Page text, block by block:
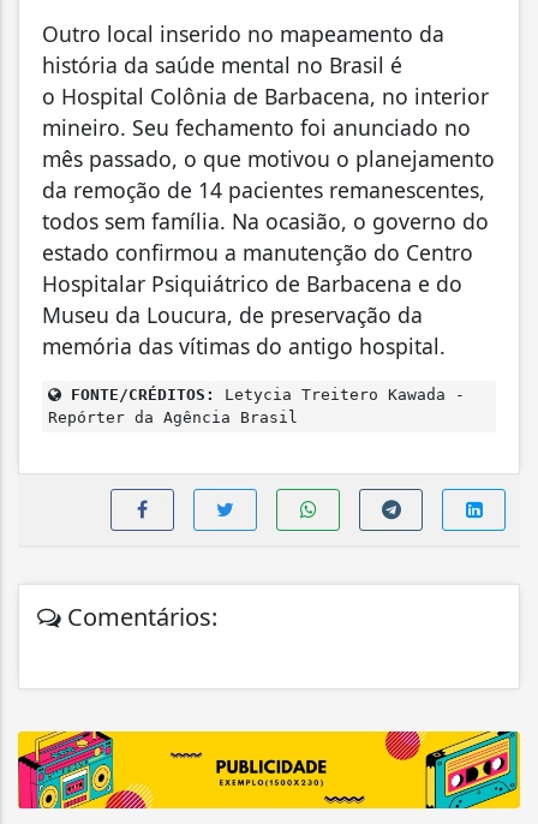
Outro local inserido no mapeamento da
história da saúde mental no Brasil é
o Hospital Colônia de Barbacena, no interior
mineiro. Seu fechamento foi anunciado no
mês passado, o que motivou o planejamento
da remoção de 14 pacientes remanescentes,
todos sem família. Na ocasião, o governo do
estado confirmou a manutenção do Centro
Hospitalar Psiquiátrico de Barbacena e do
Museu da Loucura, de preservação da
memória das vítimas do antigo hospital.
FONTE/CRÉDITOS:
Letycia Treitero Kawada -
Repórter da Agência Brasil
Comentários: